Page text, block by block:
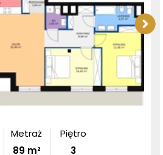
Metraż
89 m²
Piętro
3